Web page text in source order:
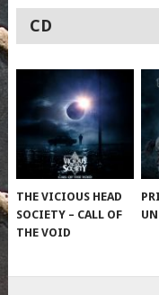
CD
THE VICIOUS HEAD
SOCIETY – CALL OF
THE VOID